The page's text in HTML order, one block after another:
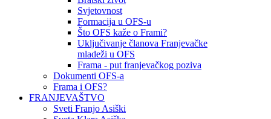
Svjetovnost
Formacija u OFS-u
Što OFS kaže o Frami?
Uključivanje članova Franjevačke
mladeži u OFS
Frama - put franjevačkog poziva
Dokumenti OFS-a
Frama i OFS?
FRANJEVAŠTVO
Sveti Franjo Asiški